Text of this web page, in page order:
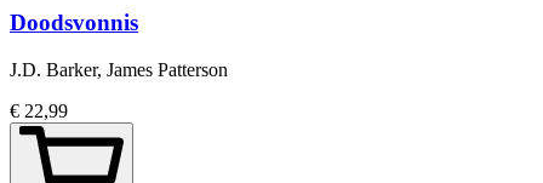
Doodsvonnis
J.D. Barker, James Patterson
€ 22,99